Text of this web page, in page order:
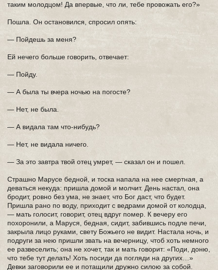
таким молодцом! Да впервые, что ли, тебе провожать его?»
Пошла. Он остановился, спросил опять:
— Пойдешь за меня?
Ей нечего больше говорить, отвечает:
— Пойду.
— А была ты вчера ночью на погосте?
— Нет, не была.
— А видала там что-нибудь?
— Нет, не видала ничего.
— За это завтра твой отец умрет, — сказал он и пошел.
Страшно Марусе бедной, и тоска напала на нее смертная, а
деваться некуда: пришла домой и молчит. День настал, она
бродит, ровно без ума, не знает, что Бог даст, что будет.
Пришла рано по воду, приходит с ведрами домой от колодца,
— мать голосит, говорит, отец вдруг помер. К вечеру его
похоронили, а Маруся, бедная, сидит, забившись подле печи,
закрыла лицо руками, свету Божьего не видит. Настала ночь, и
подруги за нею пришли звать на вечерницу, чтоб хоть немного
ее развеселить; она не хочет, так и мать говорит: «Поди, доню,
что тебе тут делать! Хоть посиди да погляди на других…»
Девки заговорили ее и потащили дружно силою за собой.